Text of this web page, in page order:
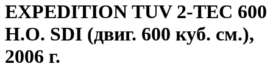
EXPEDITION TUV 2-TEC 600
H.O. SDI (двиг. 600 куб. см.),
2006 г.